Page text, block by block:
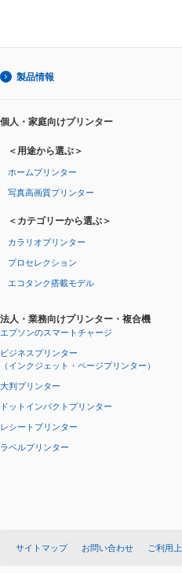
製品情報
個人・家庭向けプリンター
＜用途から選ぶ＞
ホームプリンター
写真高画質プリンター
＜カテゴリーから選ぶ＞
カラリオプリンター
プロセレクション
エコタンク搭載モデル
法人・業務向けプリンター・複合機
エプソンのスマートチャージ
ビジネスプリンター
（インクジェット・ページプリンター）
大判プリンター
ドットインパクトプリンター
レシートプリンター
ラベルプリンター
サイトマップ お問い合わせ ご利用